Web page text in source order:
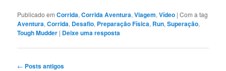
Publicado em Corrida,Corrida Aventura,Viagem,Vídeo |Com a tag
Aventura,Corrida, Desafio, Preparação Fí­sica, Run,Superação,
Tough Mudder | Deixe uma resposta
Navegação
← Posts antigos